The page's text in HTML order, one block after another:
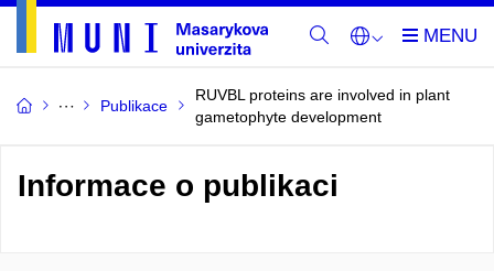
Publikace
RUVBL proteins are involved in plant
gametophyte development
Informace o publikaci